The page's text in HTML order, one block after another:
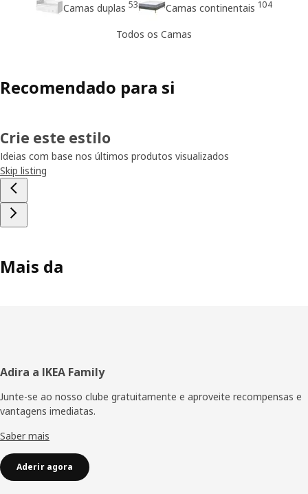
Camas duplas 53 Camas continentais 104
Todos os Camas
Recomendado para si
Crie este estilo
Ideias com base nos últimos produtos visualizados
Skip listing
Mais da
Rodapé
Adira a IKEA Family
Junte-se ao nosso clube gratuitamente e aproveite recompensas e
vantagens imediatas.
Saber mais
Aderir agora